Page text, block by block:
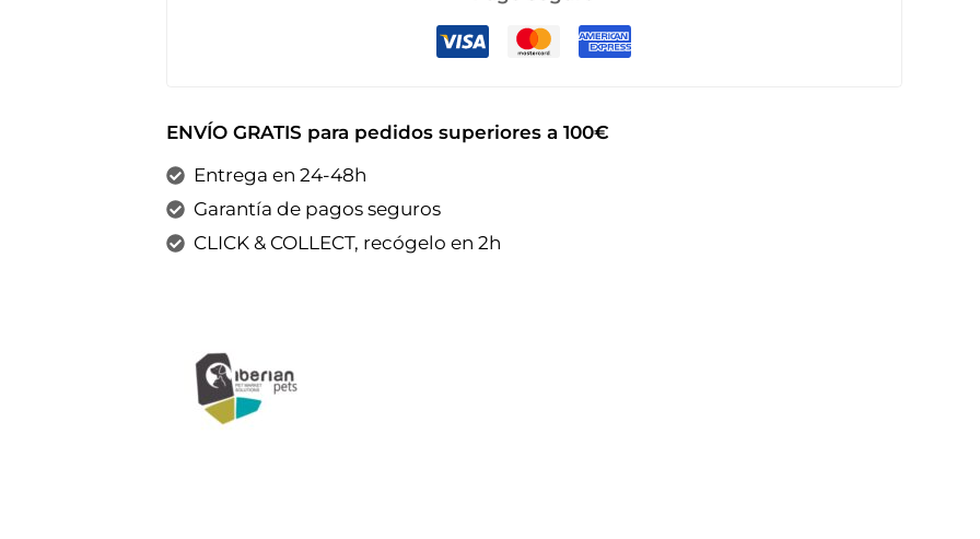
ENVÍO GRATIS para pedidos superiores a 100€
Entrega en 24-48h
Garantía de pagos seguros
CLICK & COLLECT, recógelo en 2h